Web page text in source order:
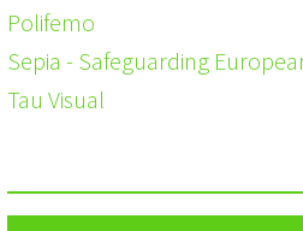
Polifemo
Sepia - Safeguarding
Tau Visual